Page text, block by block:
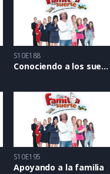
S10E188
Conociendo a los suegros
S10E195
Apoyando a la familia